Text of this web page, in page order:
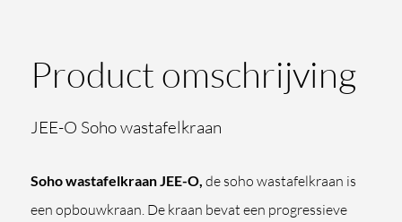
Product omschrijving
JEE-O Soho wastafelkraan
Soho wastafelkraan JEE-O,de soho wastafelkraan is
een opbouwkraan. De kraan bevat een progressieve